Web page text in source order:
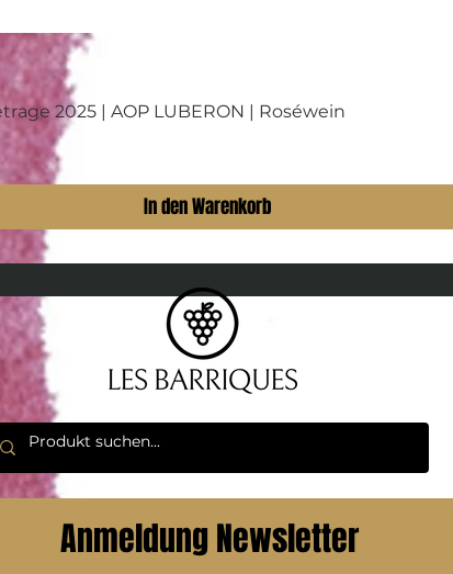
2025 | AOP LUBERON | Roséwein
In den Warenkorb
Anmeldung Newsletter